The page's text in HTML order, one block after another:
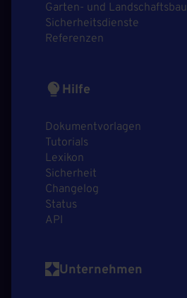
Garten- und Landschaftsbau
Sicherheitsdienste
Referenzen
Hilfe
Dokumentvorlagen
Tutorials
Lexikon
Sicherheit
Changelog
Status
API
Unternehmen